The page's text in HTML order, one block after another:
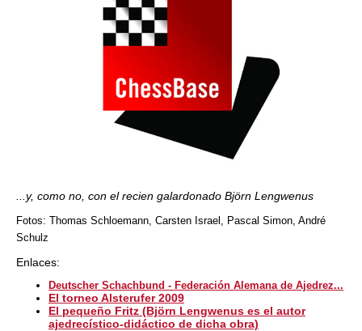
...y, como no, con el recien galardonado Björn Lengwenus
Fotos: Thomas Schloemann, Carsten Israel, Pascal Simon, André
Schulz
Enlaces:
Deutscher Schachbund - Federación Alemana de Ajedrez...
El torneo Alsterufer 2009
El pequeño Fritz (Björn Lengwenus es el autor
ajedrecístico-didáctico de dicha obra)